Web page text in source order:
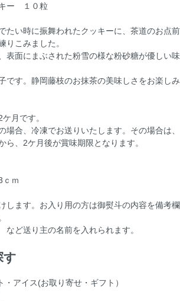
ー １０粒
たい時に振舞われたクッキーに、茶道のお点前
りこみました。
表面にまぶされた粉雪の様な粉砂糖が優しい味
です。静岡藤枝のお抹茶の美味しさをお楽しみ
月です。
場合、冷凍でお送りいたします。その場合は、
ら、2ケ月後が賞味期限となります。
ｍ
します。お入り用の方は御熨斗の内容を備考欄
送り主の名前を入れられます。
す
アイス(お取り寄せ・ギフト）